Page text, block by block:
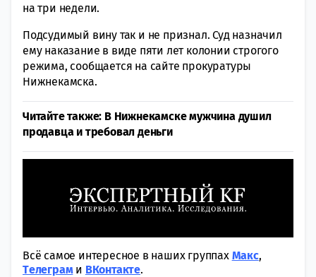
на три недели.
Подсудимый вину так и не признал. Суд назначил
ему наказание в виде пяти лет колонии строгого
режима, сообщается на сайте прокуратуры
Нижнекамска.
Читайте также: В Нижнекамске мужчина душил
продавца и требовал деньги
Всё самое интересное в наших группах Макс,
Tелеграми ВКонтакте.